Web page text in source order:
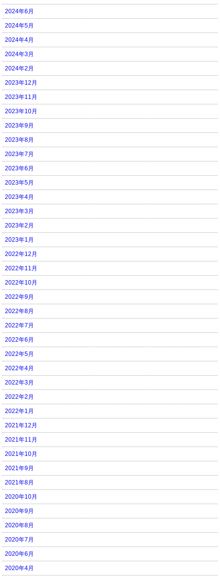
2024年6月
2024年5月
2024年4月
2024年3月
2024年2月
2023年12月
2023年11月
2023年10月
2023年9月
2023年8月
2023年7月
2023年6月
2023年5月
2023年4月
2023年3月
2023年2月
2023年1月
2022年12月
2022年11月
2022年10月
2022年9月
2022年8月
2022年7月
2022年6月
2022年5月
2022年4月
2022年3月
2022年2月
2022年1月
2021年12月
2021年11月
2021年10月
2021年9月
2021年8月
2020年10月
2020年9月
2020年8月
2020年7月
2020年6月
2020年4月